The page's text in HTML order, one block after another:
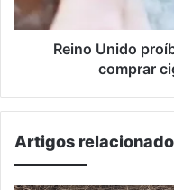
comprar
cigarros
Reino Unido
comprar
Artigos